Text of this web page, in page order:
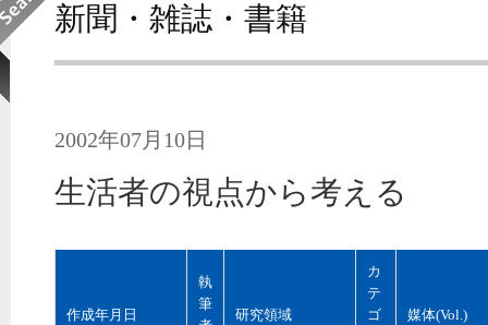
新聞・雑誌・書籍
2002年07月10日
生活者の視点から考える
作成年月日
執
筆
研究領域
カ
テ
ゴ
媒体(Vol.)